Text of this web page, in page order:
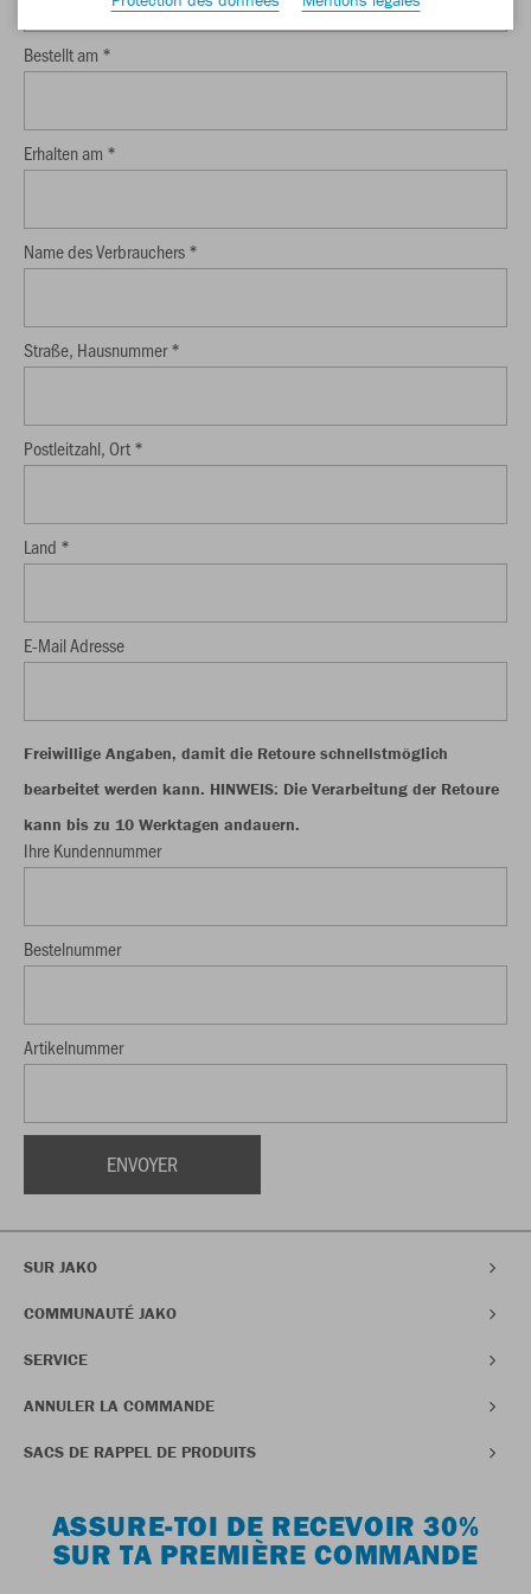
Bestellt am *
Erhalten am *
Name des Verbrauchers *
Straße, Hausnummer *
Postleitzahl, Ort *
Land *
E-Mail Adresse
Freiwillige Angaben, damit die Retoure schnellstmöglich
bearbeitet werden kann. HINWEIS: Die Verarbeitung der Retoure
kann bis zu 10 Werktagen andauern.
Ihre Kundennummer
Bestelnummer
Artikelnummer
SUR JAKO
COMMUNAUTÉ JAKO
SERVICE
ANNULER LA COMMANDE
SACS DE RAPPEL DE PRODUITS
ASSURE-TOI DE RECEVOIR 30%
SUR TA PREMIÈRE COMMANDE